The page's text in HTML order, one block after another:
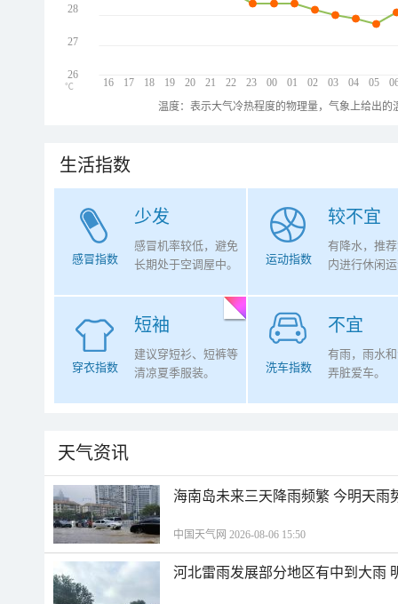
16 17 18 19 20 21 22 23 00 01 02 03 04 05
28
27
26
℃
温度：表示大气冷热程度的物理量，气象上给出
生活指数
少发
感冒指数
感冒机率较低，避免
长期处于空调屋中。
较不宜
运动指数
有降水，推
内进行休闲
短袖
穿衣指数
建议穿短衫、短裤等
清凉夏季服装。
不宜
洗车指数
有雨，雨水
弄脏爱车。
天气资讯
海南岛未来三天降雨频繁 今明天雨
中国天气网 2026-08-06 15:50
河北雷雨发展部分地区有中到大雨